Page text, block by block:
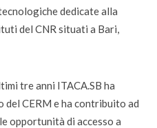
dedicate alla
del CNR situati a Bari,
tre anni ITACA.SB ha
CERM e ha contribuito ad
opportunità di accesso a